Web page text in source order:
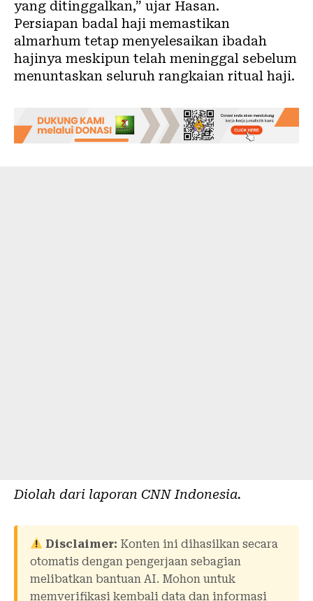
yang ditinggalkan,” ujar Hasan.
Persiapan badal haji memastikan
almarhum tetap menyelesaikan ibadah
hajinya meskipun telah meninggal sebelum
menuntaskan seluruh rangkaian ritual haji.
Diolah dari laporan CNN Indonesia.
Disclaimer: Konten ini dihasilkan secara
otomatis dengan pengerjaan sebagian
melibatkan bantuan AI. Mohon untuk
memverifikasi kembali data dan informasi